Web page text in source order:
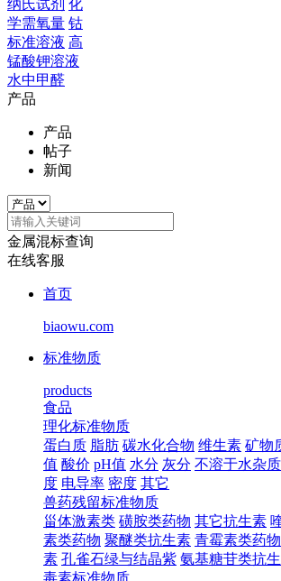
纳氏试剂 化
学需氧量 钴
标准溶液 高
锰酸钾溶液
水中甲醛
产品
产品
帖子
新闻
金属混标查询
在线客服
首页
biaowu.com
标准物质
products
食品
理化标准物质
蛋白质 脂肪 碳水化合物 维生素 矿物
值 酸价 pH值 水分 灰分 不溶于水杂质
度 电导率 密度 其它
兽药残留标准物质
甾体激素类 磺胺类药物 其它抗生素
素类药物 聚醚类抗生素 青霉素类药物
素 孔雀石绿与结晶紫 氨基糖苷类抗
毒素标准物质